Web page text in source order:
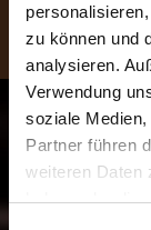
zu können und
analysieren.
Verwendung
soziale
Partner führen
weiteren Daten
haben oder die